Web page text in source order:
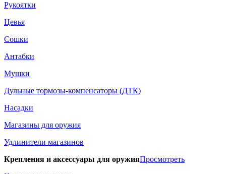
Рукоятки
Цевья
Сошки
Антабки
Мушки
Дульные тормозы-компенсаторы (ДТК)
Насадки
Магазины для оружия
Удлинители магазинов
Крепления и аксессуары для оружияПросмотреть